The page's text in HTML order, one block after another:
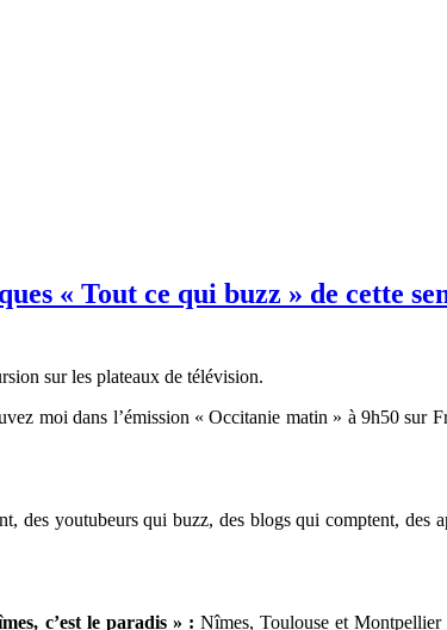
« Tout ce qui buzz » de cette
sur les plateaux de télévision.
moi dans l’émission « Occitanie matin » à 9h50
des youtubeurs qui buzz, des blogs qui comptent,
c’est le paradis » : Nîmes, Toulouse et